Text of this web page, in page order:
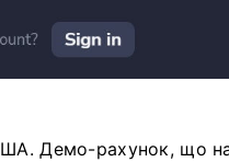
Демо-рахунок, що